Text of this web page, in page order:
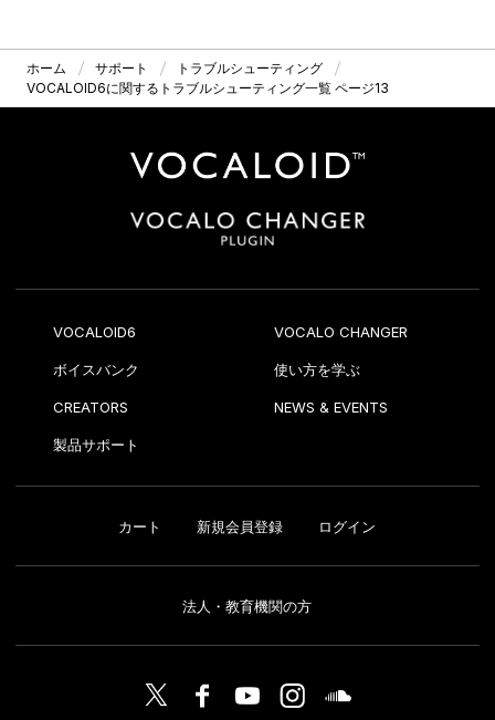
ホーム サポート
トラブルシューティング
VOCALOID6に関するトラブルシューティング一覧 ページ13
VOCALOID6 VOCALO CHANGER
ボイスバンク 使い方を学ぶ
CREATORS NEWS & EVENTS
製品サポート
カート 新規会員登録 ログイン
法人・教育機関の方